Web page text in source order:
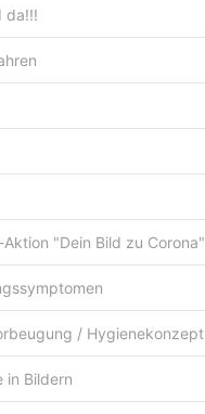
da!!!
"Dein Bild zu Corona"
/ Hygienekonzept
in Bildern